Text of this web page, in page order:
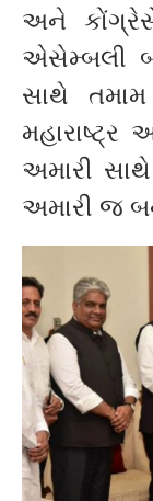
અને કોંગ્રેસે
એસેમ્બલી
સાથે
અમારી
અમારી જ